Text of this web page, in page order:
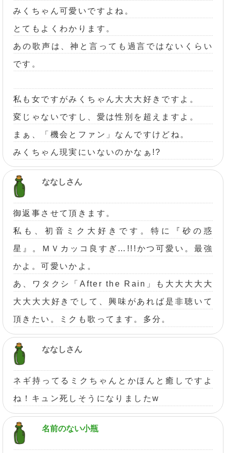
みくちゃん可愛いですよね。
とてもよくわかります。
あの歌声は、神と言っても過言ではないくらい
です。
私も女ですがみくちゃん大大大好きですよ。
変じゃないですし、愛は性別を超えますよ。
まぁ、「機会とファン」なんですけどね。
みくちゃん現実にいないのかなぁ!?
ななしさん
御返事させて頂きます。
私も、初音ミク大好きです。特に『砂の惑
星』。ＭＶカッコ良すぎ…!!!かつ可愛い。最強
かよ。可愛いかよ。
あ、ワタクシ「After the Rain」も大大大大大
大大大大好きでして、興味があれば是非聴いて
頂きたい。ミクも歌ってます。多分。
ななしさん
ネギ持ってるミクちゃんとかほんと癒しですよ
ね！キュン死しそうになりましたw
名前のない小瓶